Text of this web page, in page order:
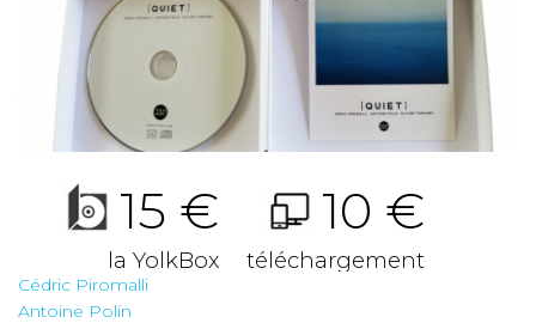
15 €
la YolkBox
10 €
téléchargement
Cédric Piromalli
Antoine Polin